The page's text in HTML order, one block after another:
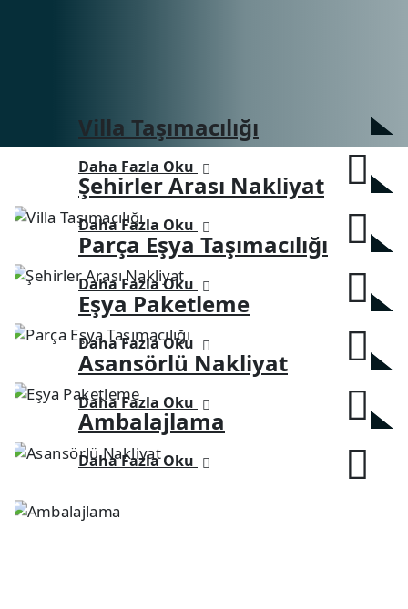
Villa Taşımacılığı
Daha Fazla Oku
Şehirler Arası Nakliyat
Daha Fazla Oku
Parça Eşya Taşımacılığı
Daha Fazla Oku
Eşya Paketleme
Daha Fazla Oku
Asansörlü Nakliyat
Daha Fazla Oku
Ambalajlama
Daha Fazla Oku